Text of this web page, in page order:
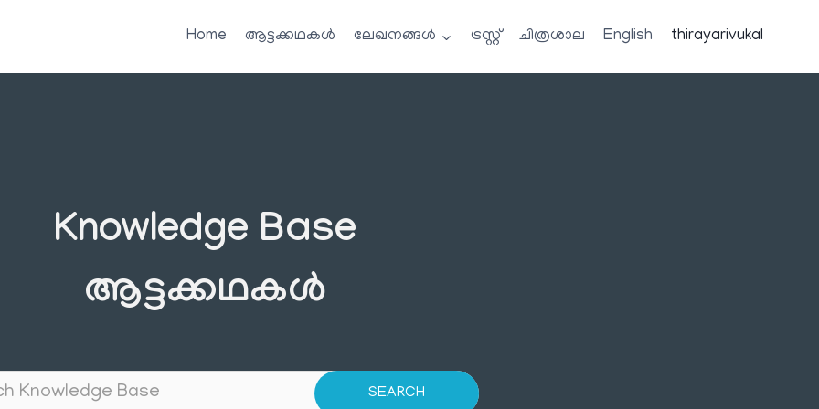
Home ആട്ടക്കഥകൾ ലേഖനങ്ങൾ ട്രസ്റ്റ് ചിത്രശാല English thirayarivukal
Knowledge Base
ആട്ടക്കഥകൾ